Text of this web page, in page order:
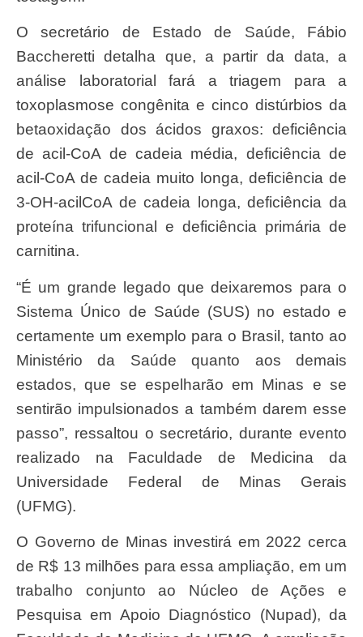
O secretário de Estado de Saúde, Fábio
Baccheretti detalha que, a partir da data, a
análise laboratorial fará a triagem para a
toxoplasmose congênita e cinco distúrbios da
betaoxidação dos ácidos graxos: deficiência
de acil-CoA de cadeia média, deficiência de
acil-CoA de cadeia muito longa, deficiência de
3-OH-acilCoA de cadeia longa, deficiência da
proteína trifuncional e deficiência primária de
carnitina.
“É um grande legado que deixaremos para o
Sistema Único de Saúde (SUS) no estado e
certamente um exemplo para o Brasil, tanto ao
Ministério da Saúde quanto aos demais
estados, que se espelharão em Minas e se
sentirão impulsionados a também darem esse
passo”, ressaltou o secretário, durante evento
realizado na Faculdade de Medicina da
Universidade Federal de Minas Gerais
(UFMG).
O Governo de Minas investirá em 2022 cerca
de R$ 13 milhões para essa ampliação, em um
trabalho conjunto ao Núcleo de Ações e
Pesquisa em Apoio Diagnóstico (Nupad), da